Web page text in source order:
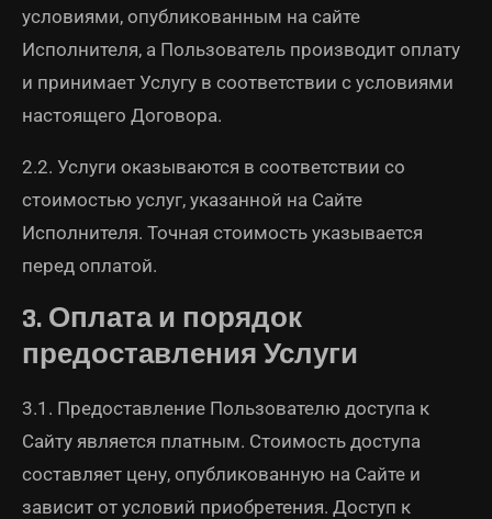
условиями, опубликованным на сайте
Исполнителя, а Пользователь производит оплату
и принимает Услугу в соответствии с условиями
настоящего Договора.
2.2. Услуги оказываются в соответствии со
стоимостью услуг, указанной на Сайте
Исполнителя. Точная стоимость указывается
перед оплатой.
3. Оплата и порядок
предоставления Услуги
3.1. Предоставление Пользователю доступа к
Сайту является платным. Стоимость доступа
составляет цену, опубликованную на Сайте и
зависит от условий приобретения. Доступ к